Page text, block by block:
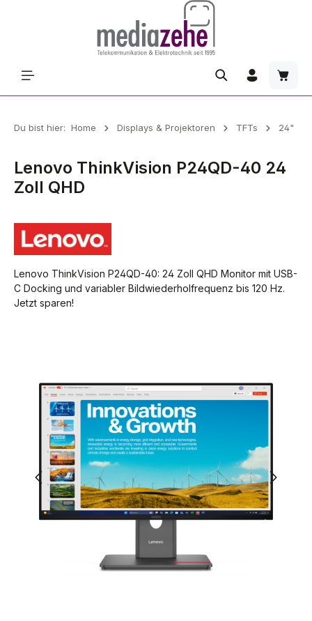
Du bist hier: Home Displays & Projektoren TFTs 24"
Lenovo ThinkVision P24QD-40 24
Zoll QHD
Lenovo ThinkVision P24QD-40: 24 Zoll QHD Monitor mit USB-
C Docking und variabler Bildwiederholfrequenz bis 120 Hz.
Jetzt sparen!